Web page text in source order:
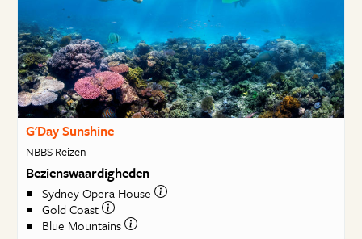
G'Day Sunshine
NBBS Reizen
Bezienswaardigheden
Sydney Opera House
Gold Coast
Blue Mountains